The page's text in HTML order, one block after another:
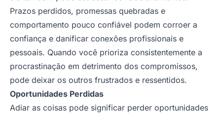
Prazos perdidos, promessas quebradas e
comportamento pouco confiável podem corroer a
confiança e danificar conexões profissionais e
pessoais. Quando você prioriza consistentemente a
procrastinação em detrimento dos compromissos,
pode deixar os outros frustrados e ressentidos.
Oportunidades Perdidas
Adiar as coisas pode significar perder oportunidades